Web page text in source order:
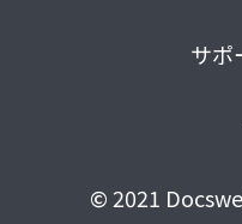
サポ
© 2021